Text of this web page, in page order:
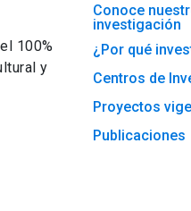
100%
y
Conoce
investigación
¿Por qué
Centros de
Proyectos
Publicaciones